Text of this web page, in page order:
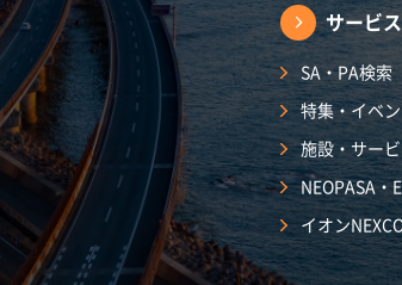
サービ
SA・PA検索
特集・イベ
施設・サー
NEOPASA・
イオン